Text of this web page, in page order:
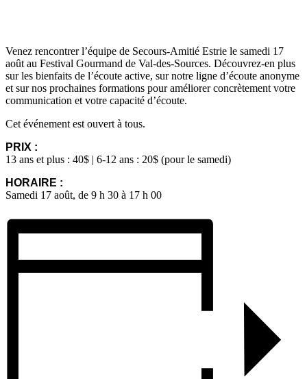
Venez rencontrer l’équipe de Secours-Amitié Estrie le samedi 17
août au Festival Gourmand de Val-des-Sources. Découvrez-en plus
sur les bienfaits de l’écoute active, sur notre ligne d’écoute anonyme
et sur nos prochaines formations pour améliorer concrètement votre
communication et votre capacité d’écoute.
Cet événement est ouvert à tous.
PRIX :
13 ans et plus : 40$ | 6-12 ans : 20$ (pour le samedi)
HORAIRE :
Samedi 17 août, de 9 h 30 à 17 h 00